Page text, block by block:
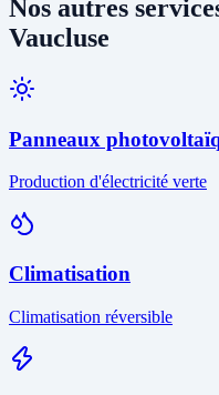
Nos autres
Vaucluse
Panneaux
Production d'électricité verte
Climatisation
Climatisation réversible